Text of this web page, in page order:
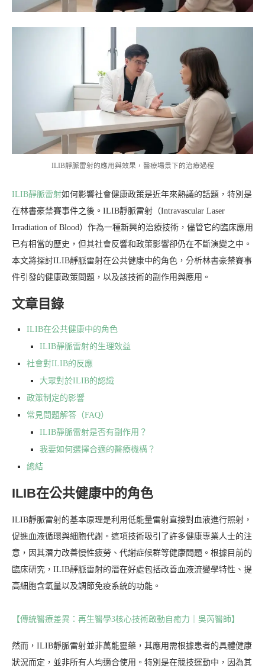
ILIB靜脈雷射的應用與效果，醫療場景下的治療過程
ILIB靜脈雷射如何影響社會健康政策是近年來熱議的話題，特別是
在林書豪禁賽事件之後。ILIB靜脈雷射（Intravascular Laser
Irradiation of Blood）作為一種新興的治療技術，儘管它的臨床應用
已有相當的歷史，但其社會反響和政策影響卻仍在不斷演變之中。
本文將探討ILIB靜脈雷射在公共健康中的角色，分析林書豪禁賽事
件引發的健康政策問題，以及該技術的副作用與應用。
文章目錄
ILIB在公共健康中的角色
ILIB靜脈雷射的生理效益
社會對ILIB的反應
大眾對於ILIB的認識
政策制定的影響
常見問題解答（FAQ）
ILIB靜脈雷射是否有副作用？
我要如何選擇合適的醫療機構？
總結
ILIB在公共健康中的角色
ILIB靜脈雷射的基本原理是利用低能量雷射直接對血液進行照射，
促進血液循環與細胞代謝。這項技術吸引了許多健康專業人士的注
意，因其潛力改善慢性疲勞、代謝症候群等健康問題。根據目前的
臨床研究，ILIB靜脈雷射的潛在好處包括改善血液流變學特性、提
高細胞含氧量以及調節免疫系統的功能。
【傳統醫療差異：再生醫學3核心技術啟動自癒力｜吳芮醫師】
然而，ILIB靜脈雷射並非萬能靈藥，其應用需根據患者的具體健康
狀況而定，並非所有人均適合使用。特別是在競技運動中，因為其